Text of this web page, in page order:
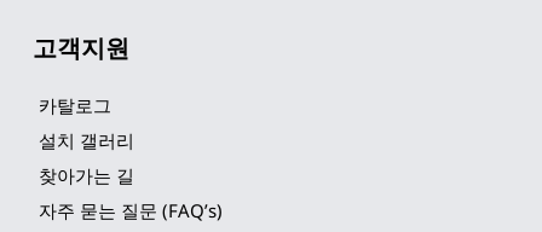
고객지원
카탈로그
설치 갤러리
찾아가는 길
자주 묻는 질문 (FAQ’s)